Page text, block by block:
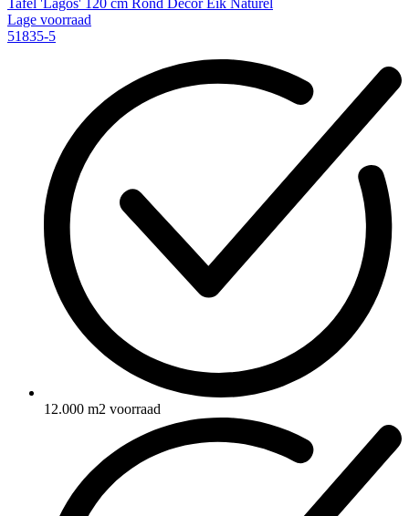
Tafel 'Lagos' 120 cm Rond Decor Eik Naturel
Lage voorraad
51835-5
12.000 m2 voorraad